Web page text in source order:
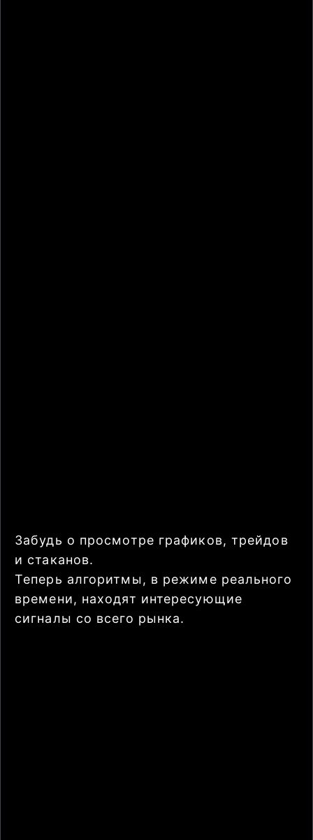
Забудь о просмотре графиков, трейдов
и стаканов.
Теперь алгоритмы, в режиме реального
времени, находят интересующие
сигналы со всего рынка.